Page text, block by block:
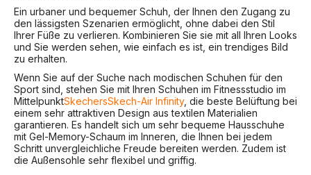
Ein urbaner und bequemer Schuh, der Ihnen den Zugang zu
den lässigsten Szenarien ermöglicht, ohne dabei den Stil
Ihrer Füße zu verlieren. Kombinieren Sie sie mit all Ihren Looks
und Sie werden sehen, wie einfach es ist, ein trendiges Bild
zu erhalten.
Wenn Sie auf der Suche nach modischen Schuhen für den
Sport sind, stehen Sie mit Ihren Schuhen im Fitnessstudio im
MittelpunktSkechersSkech-Air Infinity, die beste Belüftung bei
einem sehr attraktiven Design aus textilen Materialien
garantieren. Es handelt sich um sehr bequeme Hausschuhe
mit Gel-Memory-Schaum im Inneren, die Ihnen bei jedem
Schritt unvergleichliche Freude bereiten werden. Zudem ist
die Außensohle sehr flexibel und griffig.